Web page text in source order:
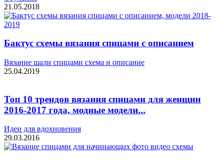
21.05.2018
Бактус схемы вязания спицами с описанием
Вязание шали спицами схема и описание
25.04.2019
Топ 10 трендов вязания спицами для женщин
2016-2017 года, модные модели...
Идеи для вдохновения
29.03.2016